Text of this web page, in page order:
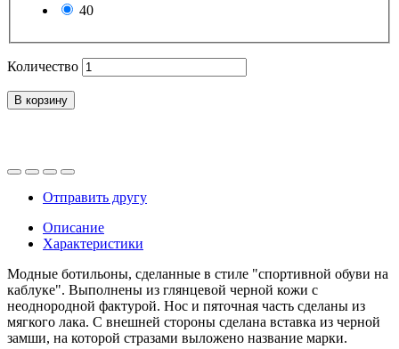
40
Количество
В корзину
Отправить другу
Описание
Характеристики
Модные ботильоны, сделанные в стиле "спортивной обуви на
каблуке". Выполнены из глянцевой черной кожи с
неоднородной фактурой. Нос и пяточная часть сделаны из
мягкого лака. С внешней стороны сделана вставка из черной
замши, на которой стразами выложено название марки.